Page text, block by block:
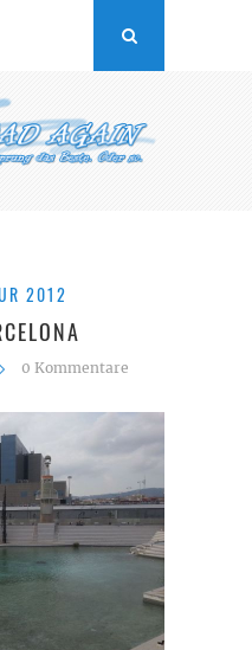
2012
0 Kommentare